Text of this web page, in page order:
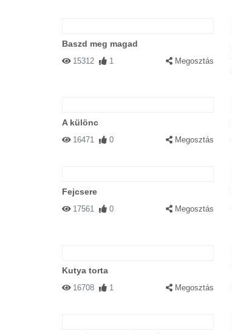
Baszd meg magad
15312 1 Megosztás
A különc
16471 0 Megosztás
Fejcsere
17561 0 Megosztás
Kutya torta
16708 1 Megosztás